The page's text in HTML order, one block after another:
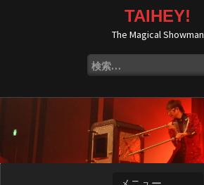
TAIHEY!
The Magical Showman
検
索: